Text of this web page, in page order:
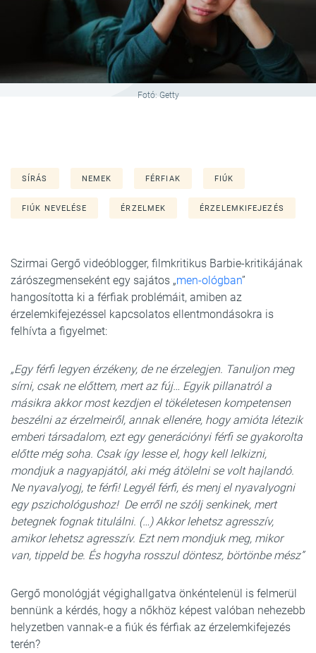
Fotó: Getty
SÍRÁS NEMEK FÉRFIAK FIÚK
FIÚK NEVELÉSE ÉRZELMEK ÉRZELEMKIFEJEZÉS
Szirmai Gergő videóblogger, filmkritikus Barbie-kritikájának
zárószegmenseként egy sajátos „men-ológban”
hangosította ki a férfiak problémáit, amiben az
érzelemkifejezéssel kapcsolatos ellentmondásokra is
felhívta a figyelmet:
„Egy férfi legyen érzékeny, de ne érzelegjen. Tanuljon meg
sírni, csak ne előttem, mert az fúj… Egyik pillanatról a
másikra akkor most kezdjen el tökéletesen kompetensen
beszélni az érzelmeiről, annak ellenére, hogy amióta létezik
emberi társadalom, ezt egy generációnyi férfi se gyakorolta
előtte még soha. Csak így lesse el, hogy kell lelkizni,
mondjuk a nagyapjától, aki még átölelni se volt hajlandó.
Ne nyavalyogj, te férfi! Legyél férfi, és menj el nyavalyogni
egy pszichológushoz! De erről ne szólj senkinek, mert
betegnek fognak titulálni. (…) Akkor lehetsz agresszív,
amikor lehetsz agresszív. Ezt nem mondjuk meg, mikor
van, tippeld be. És hogyha rosszul döntesz, börtönbe mész”
Gergő monológját végighallgatva önkéntelenül is felmerül
bennünk a kérdés, hogy a nőkhöz képest valóban nehezebb
helyzetben vannak-e a fiúk és férfiak az érzelemkifejezés
terén?